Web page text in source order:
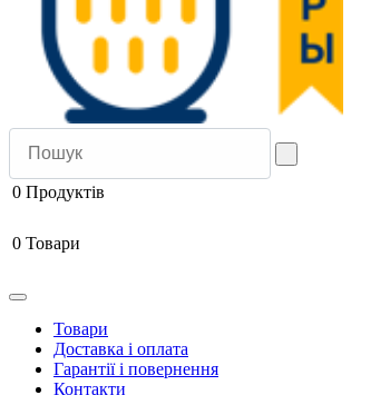
0 Продуктів
0 Товари
Товари
Доставка і оплата
Гарантії і повернення
Контакти